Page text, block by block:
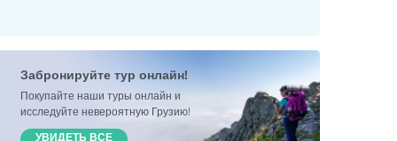
Забронируйте тур онлайн!
Покупайте наши туры онлайн и
исследуйте невероятную Грузию!
УВИДЕТЬ ВСЕ